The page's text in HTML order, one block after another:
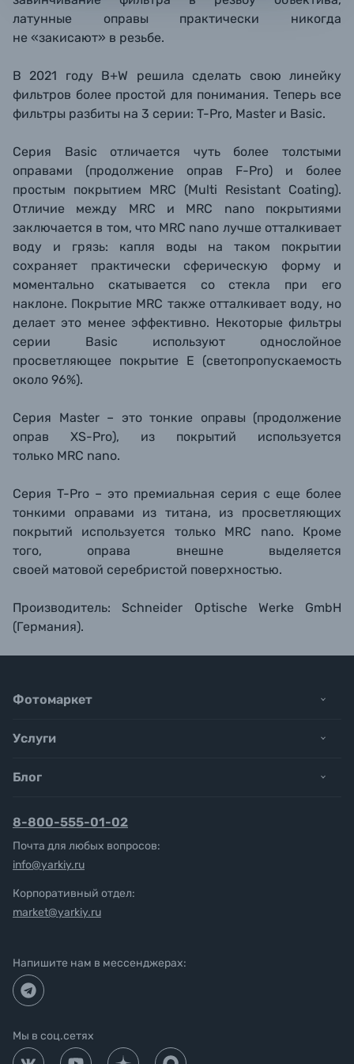
латунные оправы практически никогда
не «закисают» в резьбе.
В 2021 году B+W решила сделать свою линейку
фильтров более простой для понимания. Теперь все
фильтры разбиты на 3 серии: T-Pro, Master и Basic.
Серия Basic отличается чуть более толстыми
оправами (продолжение оправ F-Pro) и более
простым покрытием MRC (Multi Resistant Coating).
Отличие между MRC и MRC nano покрытиями
заключается в том, что MRC nano лучше отталкивает
воду и грязь: капля воды на таком покрытии
сохраняет практически сферическую форму и
моментально скатывается со стекла при его
наклоне. Покрытие MRC также отталкивает воду, но
делает это менее эффективно. Некоторые фильтры
серии Basic используют однослойное
просветляющее покрытие Е (светопропускаемость
около 96%).
Серия Master – это тонкие оправы (продолжение
оправ XS-Pro), из покрытий используется
только MRC nano.
Серия T-Pro – это премиальная серия с еще более
тонкими оправами из титана, из просветляющих
покрытий используется только MRC nano. Кроме
того, оправа внешне выделяется
своей матовой серебристой поверхностью.
Производитель: Schneider Optische Werke GmbH
(Германия).
Фотомаркет
Услуги
Блог
8-800-555-01-02
Почта для любых вопросов:
info@yarkiy.ru
Корпоративный отдел:
market@yarkiy.ru
Напишите нам в мессенджерах:
Мы в соц.сетях